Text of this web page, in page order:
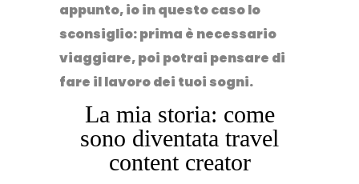
appunto, io in questo caso lo
sconsiglio: prima è necessario
viaggiare, poi potrai pensare di
fare il lavoro dei tuoi sogni.
La mia storia: come
sono diventata travel
content creator